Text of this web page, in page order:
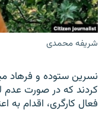
شریفه محمدی
نسرین ستوده و فرهاد
کردند که در صورت
فعال کارگری، اقدام به